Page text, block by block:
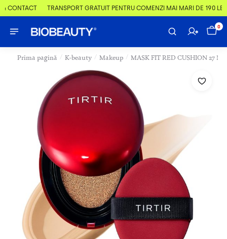
CONTACT TRANSPORT GRATUIT PENTRU COMENZI MAI MARI DE 190 LEI
0
Prima pagină / K-beauty / Makeup / MASK FIT RED CUSHION 27 N